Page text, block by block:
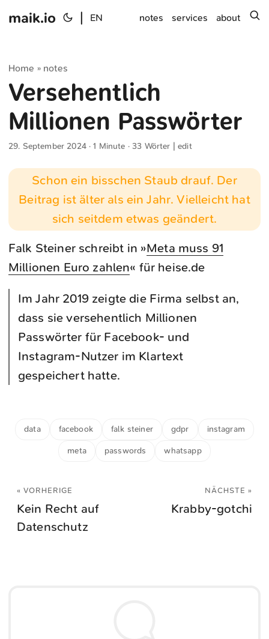
maik.io EN notes services about
Home » notes
Versehentlich
Millionen Passwörter
29. September 2024· 1 Minute · 33 Wörter |edit
Schon ein bisschen Staub drauf. Der
Beitrag ist älter als ein Jahr. Vielleicht hat
sich seitdem etwas geändert.
Falk Steiner schreibt in »Meta muss 91
Millionen Euro zahlen​« für heise.de
Im Jahr 2019 zeigte die Firma selbst an,
dass sie versehentlich Millionen
Passwörter für Facebook- und
Instagram-Nutzer im Klartext
gespeichert hatte.
data facebook falk steiner gdpr instagram
meta passwords whatsapp
« VORHERIGE
Kein Recht auf
Datenschutz
NÄCHSTE »
Krabby-gotchi